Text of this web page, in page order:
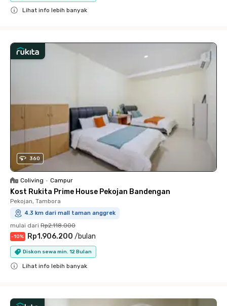
Lihat info lebih banyak
360
Coliving • Campur
Kost Rukita Prime House Pekojan Bandengan
Pekojan, Tambora
4.3 km dari mall taman anggrek
mulai dari Rp2.118.000
-10% Rp1.906.200 /bulan
Diskon sewa min. 12 Bulan
Lihat info lebih banyak